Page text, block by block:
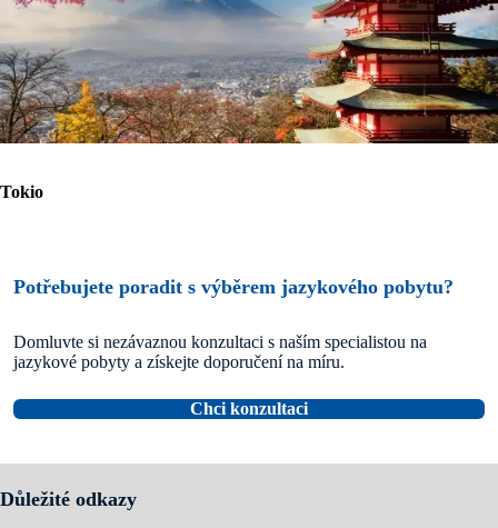
Tokio
Potřebujete poradit s výběrem jazykového pobytu?
Domluvte si nezávaznou konzultaci s naším specialistou na
jazykové pobyty a získejte doporučení na míru.
Chci konzultaci
Důležité odkazy